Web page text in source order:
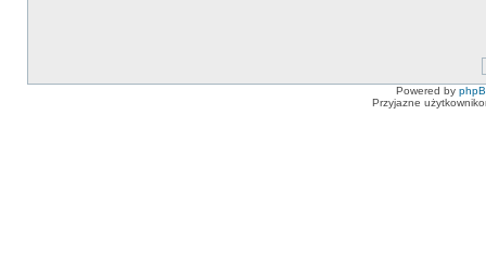
Powered by
Przyjazne